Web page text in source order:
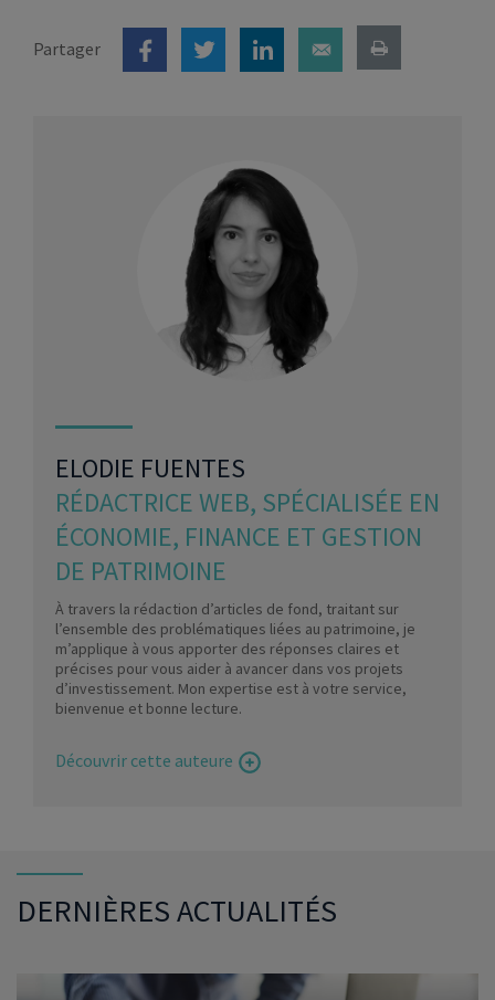
Partager
ELODIE FUENTES
RÉDACTRICE WEB, SPÉCIALISÉE EN
ÉCONOMIE, FINANCE ET GESTION
DE PATRIMOINE
À travers la rédaction d’articles de fond, traitant sur
l’ensemble des problématiques liées au patrimoine, je
m’applique à vous apporter des réponses claires et
précises pour vous aider à avancer dans vos projets
d’investissement. Mon expertise est à votre service,
bienvenue et bonne lecture.
Découvrir cette auteure
DERNIÈRES ACTUALITÉS